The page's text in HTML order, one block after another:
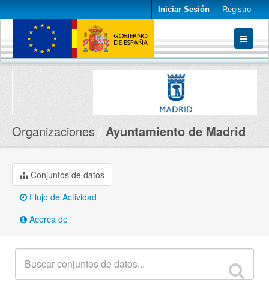
Iniciar Sesión Registro
Conjuntos de datos
Organizaciones Ayuntamiento de Madrid
Conjuntos de datos
Flujo de Actividad
Acerca de